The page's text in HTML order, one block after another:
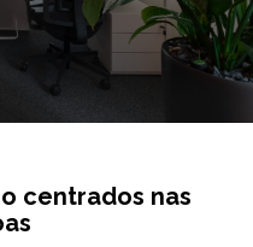
centrados nas